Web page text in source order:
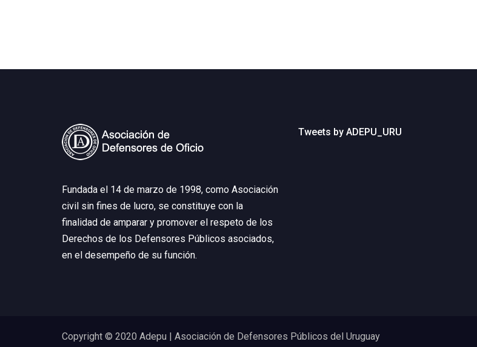
Fundada el 14 de marzo de 1998, como Asociación
civil sin fines de lucro, se constituye con la
finalidad de amparar y promover el respeto de los
Derechos de los Defensores Públicos asociados,
en el desempeño de su función.
Tweets by ADEPU_URU
Copyright © 2020 Adepu | Asociación de Defensores Públicos del Uruguay